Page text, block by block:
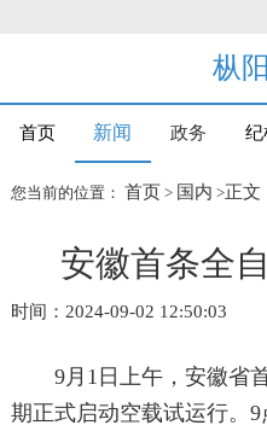
枞
首页 新闻 政务 纪
您当前的位置： 首页 > 国内 >正文
安徽首条全
时间：2024-09-02 12:50:03
9月1日上午，安徽省首
期正式启动空载试运行。